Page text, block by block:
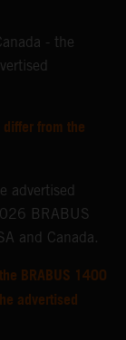
- the
from the
advertised
BRABUS
and Canada.
BRABUS 1400
advertised